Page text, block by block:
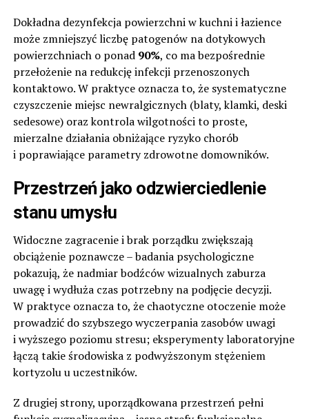
Dokładna dezynfekcja powierzchni w kuchni i łazience
może zmniejszyć liczbę patogenów na dotykowych
powierzchniach o ponad 90%, co ma bezpośrednie
przełożenie na redukcję infekcji przenoszonych
kontaktowo. W praktyce oznacza to, że systematyczne
czyszczenie miejsc newralgicznych (blaty, klamki, deski
sedesowe) oraz kontrola wilgotności to proste,
mierzalne działania obniżające ryzyko chorób
i poprawiające parametry zdrowotne domowników.
Przestrzeń jako odzwierciedlenie
stanu umysłu
Widoczne zagracenie i brak porządku zwiększają
obciążenie poznawcze – badania psychologiczne
pokazują, że nadmiar bodźców wizualnych zaburza
uwagę i wydłuża czas potrzebny na podjęcie decyzji.
W praktyce oznacza to, że chaotyczne otoczenie może
prowadzić do szybszego wyczerpania zasobów uwagi
i wyższego poziomu stresu; eksperymenty laboratoryjne
łączą takie środowiska z podwyższonym stężeniem
kortyzolu u uczestników.
Z drugiej strony, uporządkowana przestrzeń pełni